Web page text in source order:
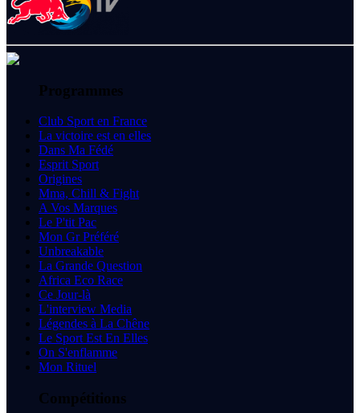
Programmes
Club Sport en France
La victoire est en elles
Dans Ma Fédé
Esprit Sport
Origines
Mma, Chill & Fight
A Vos Marques
Le P'tit Pac
Mon Gr Préféré
Unbreakable
La Grande Question
Africa Eco Race
Ce Jour-là
L'interview Media
Légendes à La Chêne
Le Sport Est En Elles
On S'enflamme
Mon Rituel
Compétitions